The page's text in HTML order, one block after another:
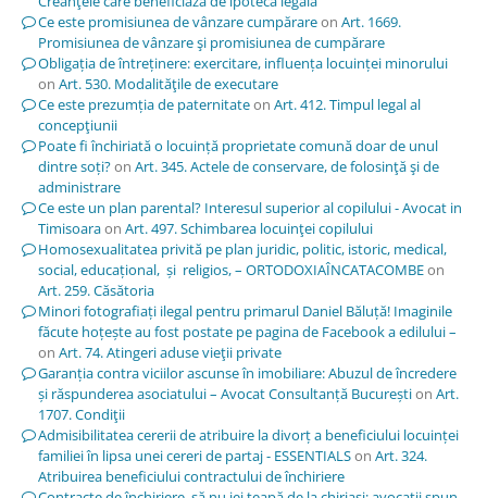
Ce este promisiunea de vânzare cumpărareon Art. 1669.
Promisiunea de vânzare şi promisiunea de cumpărare
Obligația de întreținere: exercitare, influența locuinței minorului
on Art. 530. Modalităţile de executare
Ce este prezumția de paternitateon Art. 412. Timpul legal al
concepţiunii
Poate fi închiriată o locuință proprietate comună doar de unul
dintre soți?on Art. 345. Actele de conservare, de folosinţă şi de
administrare
Ce este un plan parental? Interesul superior al copilului - Avocat in
Timisoaraon Art. 497. Schimbarea locuinţei copilului
Homosexualitatea privită pe plan juridic, politic, istoric, medical,
social, educațional, și religios, – ORTODOXIAÎNCATACOMBEon
Art. 259. Căsătoria
Minori fotografiați ilegal pentru primarul Daniel Băluță! Imaginile
făcute hoțește au fost postate pe pagina de Facebook a edilului –
on Art. 74. Atingeri aduse vieţii private
Garanția contra viciilor ascunse în imobiliare: Abuzul de încredere
și răspunderea asociatului – Avocat Consultanță Bucureștion Art.
1707. Condiţii
Admisibilitatea cererii de atribuire la divorț a beneficiului locuinței
familiei în lipsa unei cereri de partaj - ESSENTIALSon Art. 324.
Atribuirea beneficiului contractului de închiriere